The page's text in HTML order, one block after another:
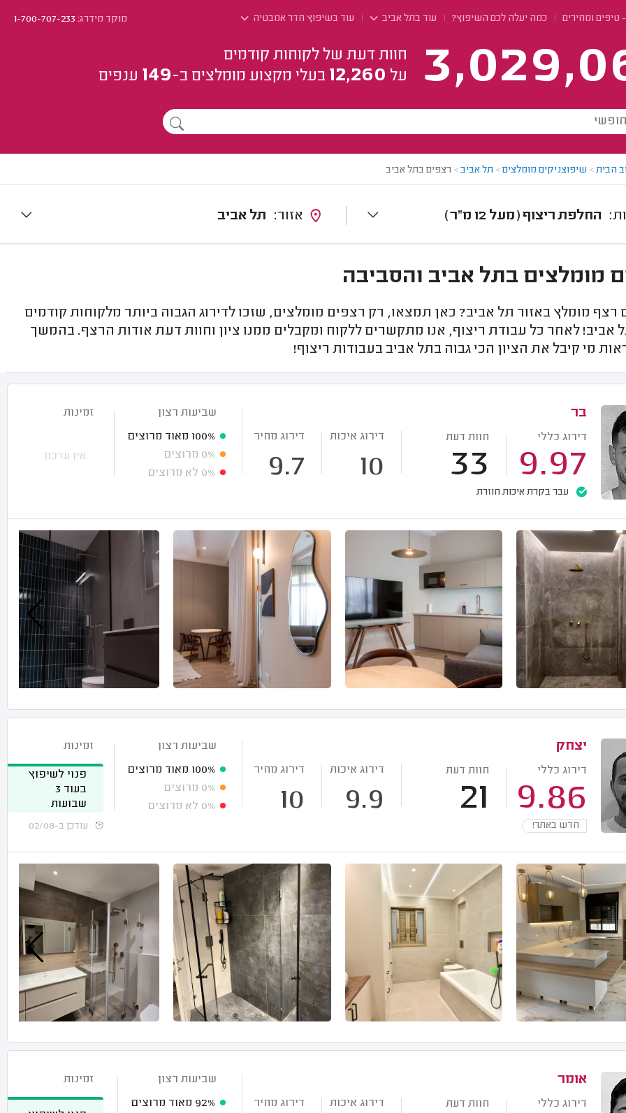
טיפים ומחירים כמה יעלה לכם השיפוץ? עוד בתל אביב עוד בשיפוץ חדר אמבטיה מוקד מידרג:1-700-707-233
חוות דעת של לקוחות קודמים
על 12,260 בעלי מקצוע מומלצים ב-149 ענפים
הבית> שיפוצניקים מומלצים> תל אביב> רצפים בתל אביב
החלפת ריצוף (מעל 12 מ"ר) תל אביב
מומלצים בתל אביב והסביבה
מומלץ באזור תל אביב? כאן תמצאו, רק רצפים מומלצים, שזכו לדירוג הגבוה ביותר מלקוחות קודמים
אביב! לאחר כל עבודת ריצוף, אנו מתקשרים ללקוח ומקבלים ממנו ציון וחוות דעת אודות הרצף. בהמשך
מי קיבל את הציון הכי גבוה בתל אביב בעבודות ריצוף!
בר
דירוג כללי
9.97
חוות דעת
33
דירוג איכות
10
דירוג מחיר
9.7
עבר בקרת איכות חוזרת
שביעות רצון
100% מאוד מרוצים
0% מרוצים
0% לא מרוצים
זמינות
אין עדכון
יצחק
דירוג כללי
9.86
חוות דעת
21
דירוג איכות
9.9
דירוג מחיר
10
חדש באתר!
שביעות רצון
100% מאוד מרוצים
0% מרוצים
0% לא מרוצים
זמינות
פנוי לשיפוץ
בעוד 3
שבועות
עודכן ב-02/08
אומר
דירוג כללי חוות דעת דירוג איכות דירוג מחיר
שביעות רצון
92% מאוד מרוצים
זמינות